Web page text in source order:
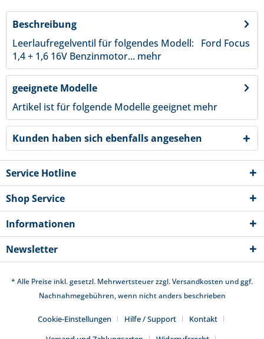
Beschreibung
Leerlaufregelventil für folgendes Modell: Ford Focus
1,4 + 1,6 16V Benzinmotor... mehr
geeignete Modelle
Artikel ist für folgende Modelle geeignet mehr
Kunden haben sich ebenfalls angesehen
Service Hotline
Shop Service
Informationen
Newsletter
* Alle Preise inkl. gesetzl. Mehrwertsteuer zzgl.Versandkosten und ggf.
Nachnahmegebühren, wenn nicht anders beschrieben
Cookie-Einstellungen Hilfe / Support
Kontakt